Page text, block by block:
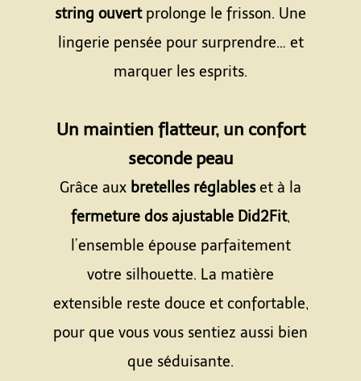
string ouvertprolonge le frisson. Une
lingerie pensée pour surprendre… et
marquer les esprits.
Un maintien flatteur, un confort
seconde peau
Grâce aux bretelles réglableset à la
fermeture dos ajustable Did2Fit,
l’ensemble épouse parfaitement
votre silhouette. La matière
extensible reste douce et confortable,
pour que vous vous sentiez aussi bien
que séduisante.